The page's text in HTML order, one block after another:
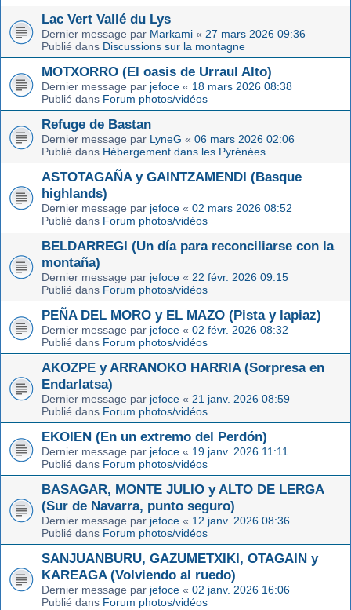
Lac Vert Vallé du Lys
Dernier message par Markami « 27 mars 2026 09:36
Publié dans Discussions sur la montagne
MOTXORRO (El oasis de Urraul Alto)
Dernier message par jefoce « 18 mars 2026 08:38
Publié dans Forum photos/vidéos
Refuge de Bastan
Dernier message par LyneG « 06 mars 2026 02:06
Publié dans Hébergement dans les Pyrénées
ASTOTAGAÑA y GAINTZAMENDI (Basque
highlands)
Dernier message par jefoce « 02 mars 2026 08:52
Publié dans Forum photos/vidéos
BELDARREGI (Un día para reconciliarse con la
montaña)
Dernier message par jefoce « 22 févr. 2026 09:15
Publié dans Forum photos/vidéos
PEÑA DEL MORO y EL MAZO (Pista y lapiaz)
Dernier message par jefoce « 02 févr. 2026 08:32
Publié dans Forum photos/vidéos
AKOZPE y ARRANOKO HARRIA (Sorpresa en
Endarlatsa)
Dernier message par jefoce « 21 janv. 2026 08:59
Publié dans Forum photos/vidéos
EKOIEN (En un extremo del Perdón)
Dernier message par jefoce « 19 janv. 2026 11:11
Publié dans Forum photos/vidéos
BASAGAR, MONTE JULIO y ALTO DE LERGA
(Sur de Navarra, punto seguro)
Dernier message par jefoce « 12 janv. 2026 08:36
Publié dans Forum photos/vidéos
SANJUANBURU, GAZUMETXIKI, OTAGAIN y
KAREAGA (Volviendo al ruedo)
Dernier message par jefoce « 02 janv. 2026 16:06
Publié dans Forum photos/vidéos